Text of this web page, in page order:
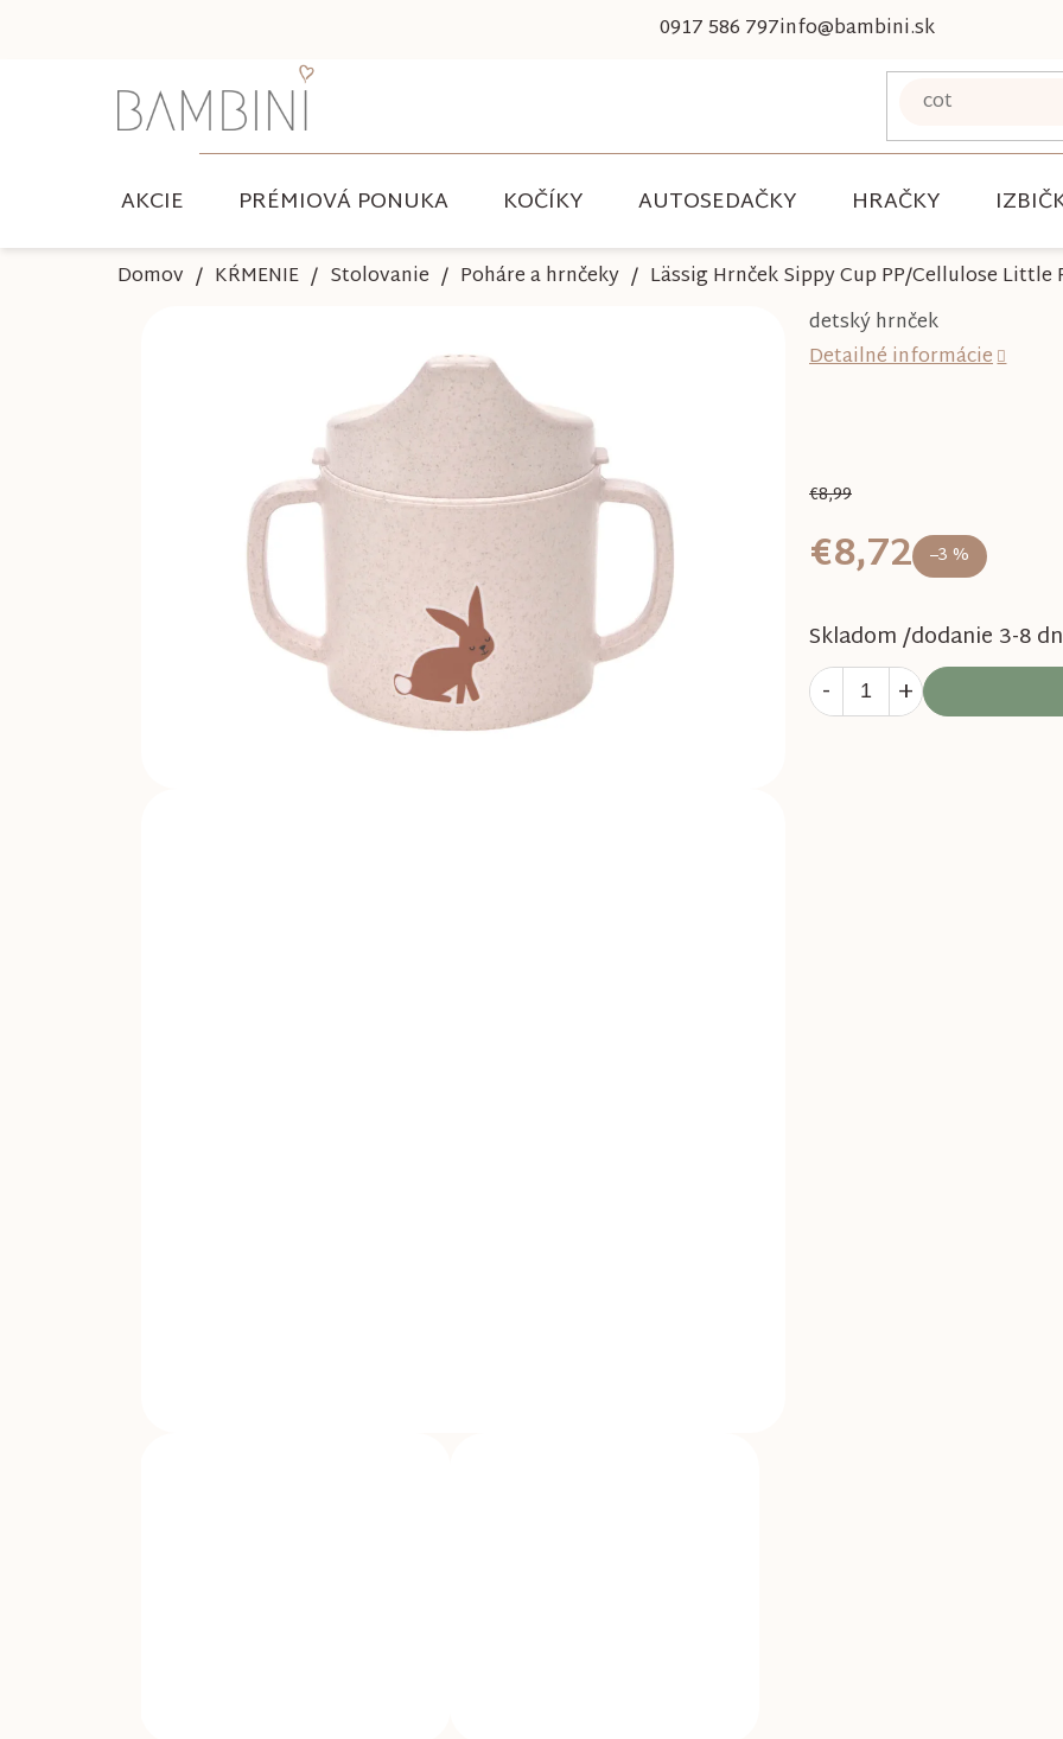
0917 586 797info@bambini.sk
AKCIE PRÉMIOVÁ PONUKA KOČÍKY AUTOSEDAČKY HRAČKY
Domov KŔMENIE Stolovanie Poháre a hrnčeky Lässig Hrnček Sippy Cup PP/Cellulose
€8,99
–3 %
€8,72
Skladom /dodanie 3-8
detský hrnček
Detailné informácie